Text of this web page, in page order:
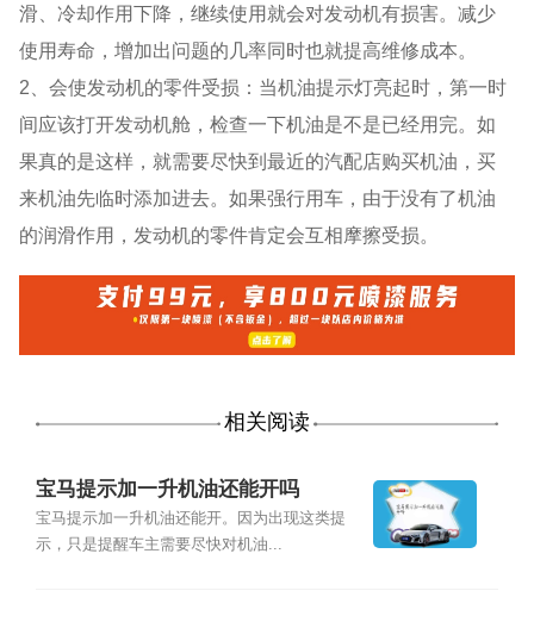
滑、冷却作用下降，继续使用就会对发动机有损害。减少
使用寿命，增加出问题的几率同时也就提高维修成本。
2、会使发动机的零件受损：当机油提示灯亮起时，第一时
间应该打开发动机舱，检查一下机油是不是已经用完。如
果真的是这样，就需要尽快到最近的汽配店购买机油，买
来机油先临时添加进去。如果强行用车，由于没有了机油
的润滑作用，发动机的零件肯定会互相摩擦受损。
相关阅读
宝马提示加一升机油还能开吗
宝马提示加一升机油还能开。因为出现这类提
示，只是提醒车主需要尽快对机油...